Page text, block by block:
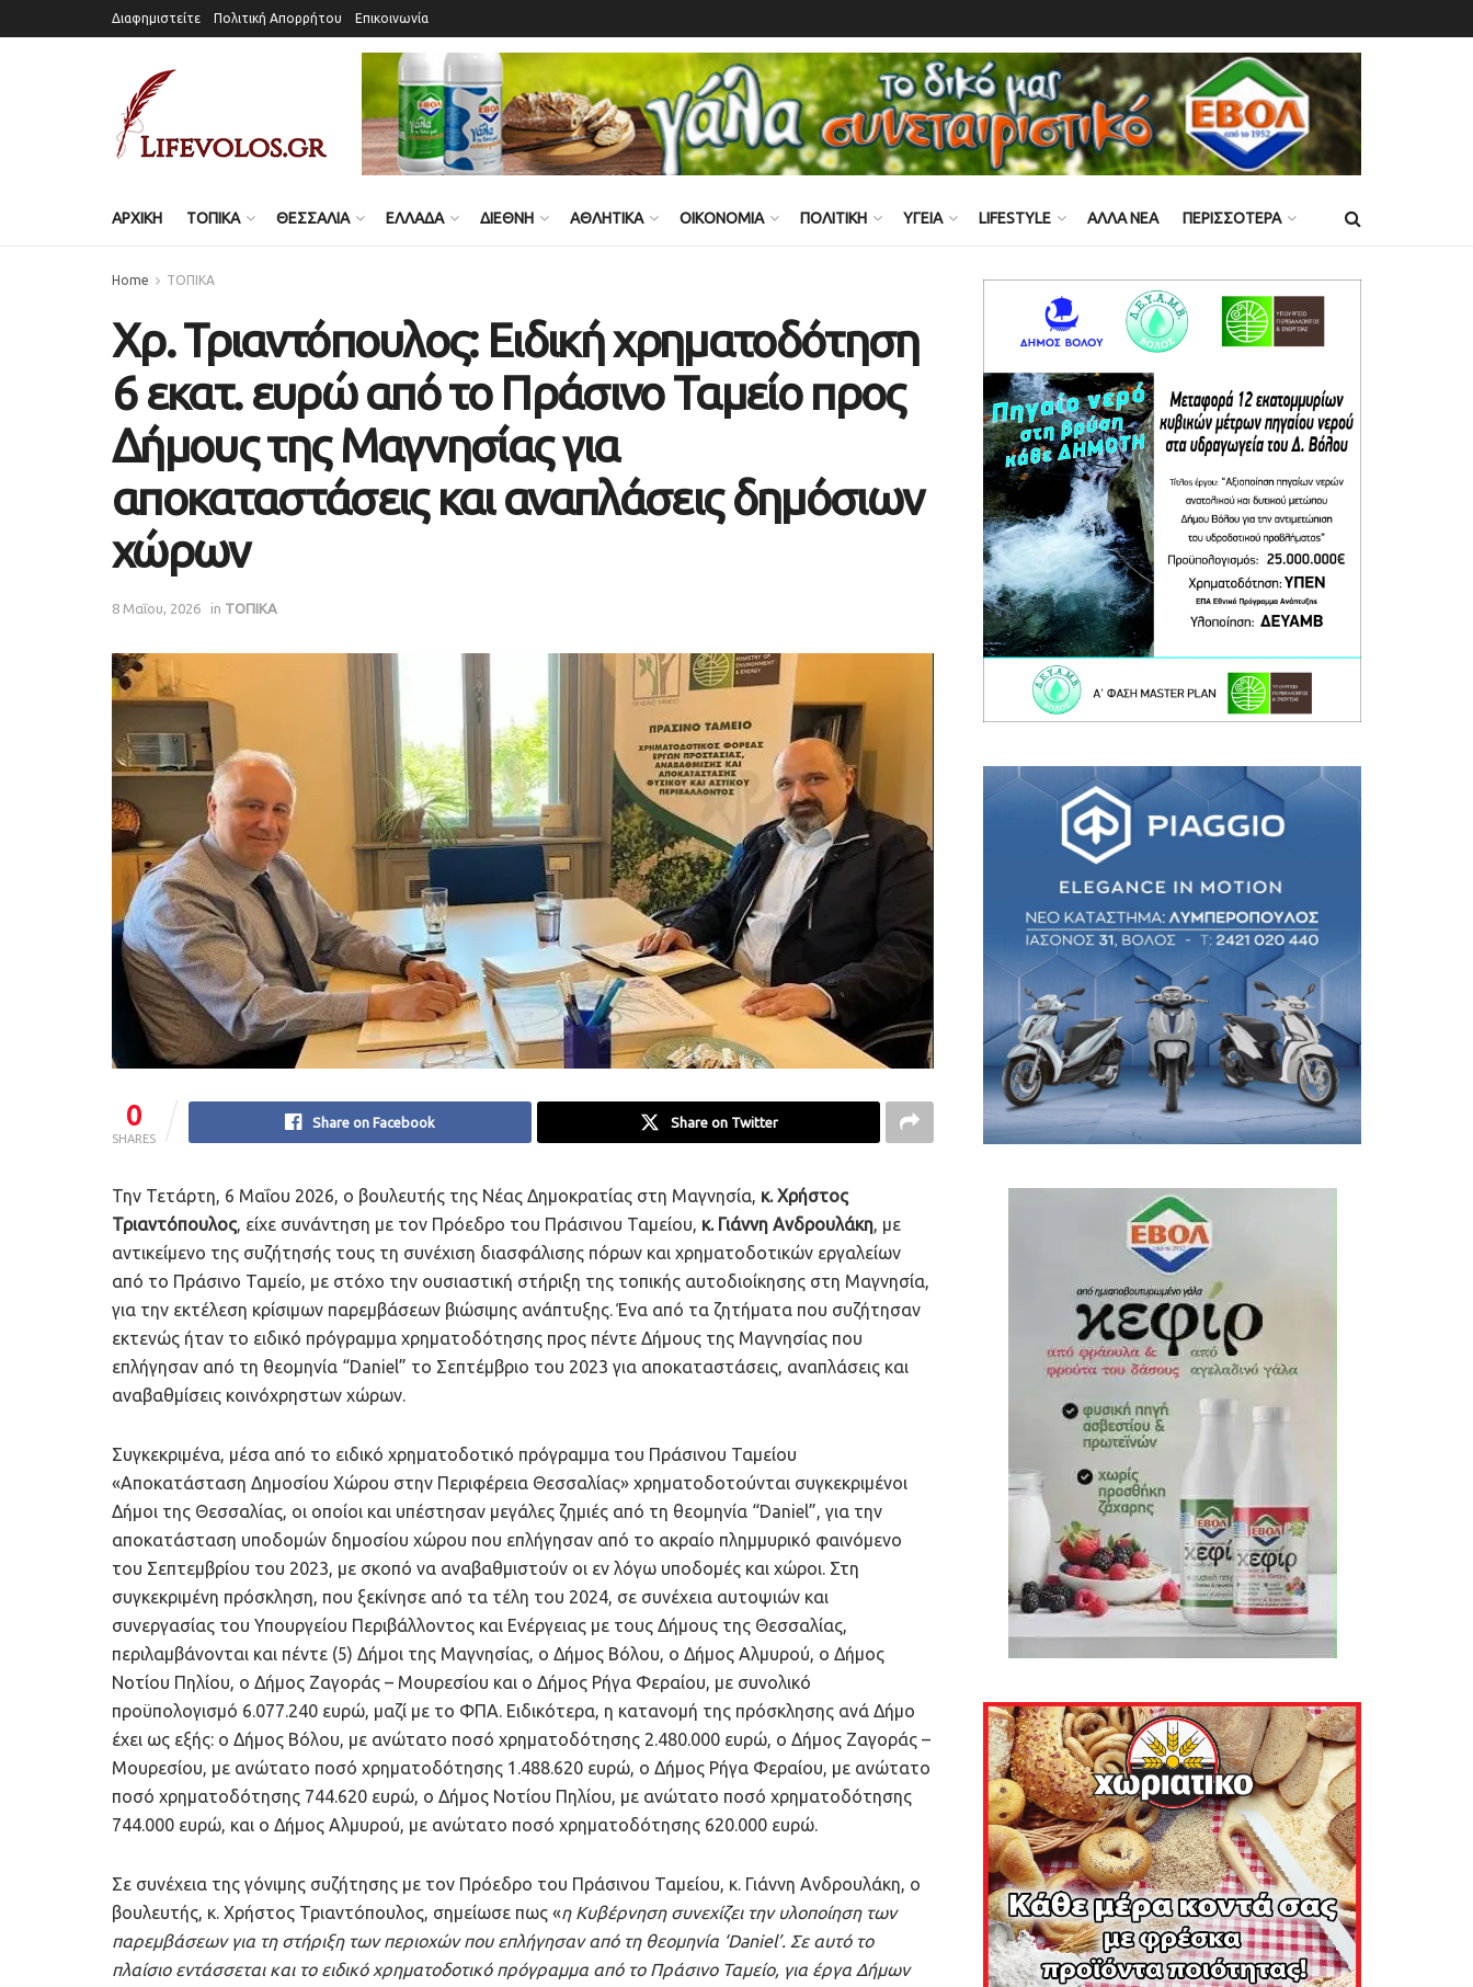
Διαφημιστείτε Πολιτική Απορρήτου Επικοινωνία
ΑΡΧΙΚΗ ΤΟΠΙΚΑ ΘΕΣΣΑΛΙΑ ΕΛΛΑΔΑ ΔΙΕΘΝΗ ΑΘΛΗΤΙΚΑ ΟΙΚΟΝΟΜΙΑ ΠΟΛΙΤΙΚΗ ΥΓΕΙΑ LIFESTYLE ΑΛΛΑ ΝΕΑ ΠΕΡΙΣΣΟΤΕΡΑ
Home ΤΟΠΙΚΑ
Χρ. Τριαντόπουλος: Ειδική χρηματοδότηση
6 εκατ. ευρώ από το Πράσινο Ταμείο προς
Δήμους της Μαγνησίας για
αποκαταστάσεις και αναπλάσεις δημόσιων
χώρων
8 Μαΐου, 2026 in ΤΟΠΙΚΑ
0
SHARES
Share on Facebook Share on Twitter
Την Τετάρτη, 6 Μαΐου 2026, ο βουλευτής της Νέας Δημοκρατίας στη Μαγνησία, κ. Χρήστος
Τριαντόπουλος, είχε συνάντηση με τον Πρόεδρο του Πράσινου Ταμείου, κ. Γιάννη Ανδρουλάκη, με
αντικείμενο της συζήτησής τους τη συνέχιση διασφάλισης πόρων και χρηματοδοτικών εργαλείων
από το Πράσινο Ταμείο, με στόχο την ουσιαστική στήριξη της τοπικής αυτοδιοίκησης στη Μαγνησία,
για την εκτέλεση κρίσιμων παρεμβάσεων βιώσιμης ανάπτυξης. Ένα από τα ζητήματα που συζήτησαν
εκτενώς ήταν το ειδικό πρόγραμμα χρηματοδότησης προς πέντε Δήμους της Μαγνησίας που
επλήγησαν από τη θεομηνία “Daniel” το Σεπτέμβριο του 2023 για αποκαταστάσεις, αναπλάσεις και
αναβαθμίσεις κοινόχρηστων χώρων.
Συγκεκριμένα, μέσα από το ειδικό χρηματοδοτικό πρόγραμμα του Πράσινου Ταμείου
«Αποκατάσταση Δημοσίου Χώρου στην Περιφέρεια Θεσσαλίας» χρηματοδοτούνται συγκεκριμένοι
Δήμοι της Θεσσαλίας, οι οποίοι και υπέστησαν μεγάλες ζημιές από τη θεομηνία “Daniel”, για την
αποκατάσταση υποδομών δημοσίου χώρου που επλήγησαν από το ακραίο πλημμυρικό φαινόμενο
του Σεπτεμβρίου του 2023, με σκοπό να αναβαθμιστούν οι εν λόγω υποδομές και χώροι. Στη
συγκεκριμένη πρόσκληση, που ξεκίνησε από τα τέλη του 2024, σε συνέχεια αυτοψιών και
συνεργασίας του Υπουργείου Περιβάλλοντος και Ενέργειας με τους Δήμους της Θεσσαλίας,
περιλαμβάνονται και πέντε (5) Δήμοι της Μαγνησίας, ο Δήμος Βόλου, ο Δήμος Αλμυρού, ο Δήμος
Νοτίου Πηλίου, ο Δήμος Ζαγοράς – Μουρεσίου και ο Δήμος Ρήγα Φεραίου, με συνολικό
προϋπολογισμό 6.077.240 ευρώ, μαζί με το ΦΠΑ. Ειδικότερα, η κατανομή της πρόσκλησης ανά Δήμο
έχει ως εξής: ο Δήμος Βόλου, με ανώτατο ποσό χρηματοδότησης 2.480.000 ευρώ, ο Δήμος Ζαγοράς –
Μουρεσίου, με ανώτατο ποσό χρηματοδότησης 1.488.620 ευρώ, ο Δήμος Ρήγα Φεραίου, με ανώτατο
ποσό χρηματοδότησης 744.620 ευρώ, ο Δήμος Νοτίου Πηλίου, με ανώτατο ποσό χρηματοδότησης
744.000 ευρώ, και ο Δήμος Αλμυρού, με ανώτατο ποσό χρηματοδότησης 620.000 ευρώ.
Σε συνέχεια της γόνιμης συζήτησης με τον Πρόεδρο του Πράσινου Ταμείου, κ. Γιάννη Ανδρουλάκη, ο
βουλευτής, κ. Χρήστος Τριαντόπουλος, σημείωσε πως «η Κυβέρνηση συνεχίζει την υλοποίηση των
παρεμβάσεων για τη στήριξη των περιοχών που επλήγησαν από τη θεομηνία ‘Daniel’. Σε αυτό το
πλαίσιο εντάσσεται και το ειδικό χρηματοδοτικό πρόγραμμα από το Πράσινο Ταμείο, για έργα Δήμων